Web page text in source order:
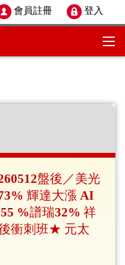
會員註冊 登入
盤後／美光
輝達大漲 AI
%譜瑞32% 祥
衝刺班★ 元太